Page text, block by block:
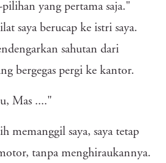
yang pertama saja."
saya berucap ke istri saya.
sahutan dari
bergegas pergi ke kantor.
Mas ...."
memanggil saya, saya tetap
tanpa menghiraukannya.